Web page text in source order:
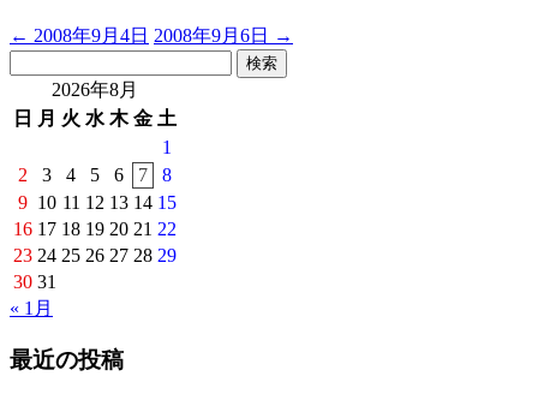
← 2008年9月4日 2008年9月6日
→
2026年8月
日
月 火 水 木 金 土
1
2
3 4 5 6 7
8
9 10 11 12 13 14 15
16 17 18 19 20 21 22
23 24 25 26 27 28 29
30 31
« 1月
最近の投稿